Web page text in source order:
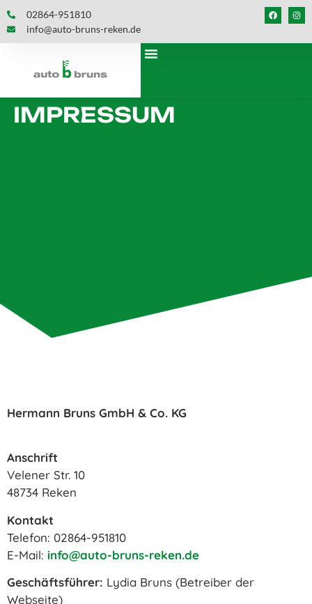
02864-951810
info@auto-bruns-reken.de
IMPRESSUM
Hermann Bruns GmbH & Co. KG
Anschrift
Velener Str. 10
48734 Reken
Kontakt
Telefon: 02864-951810
E-Mail: info@auto-bruns-reken.de
Geschäftsführer: Lydia Bruns (Betreiber der
Webseite)